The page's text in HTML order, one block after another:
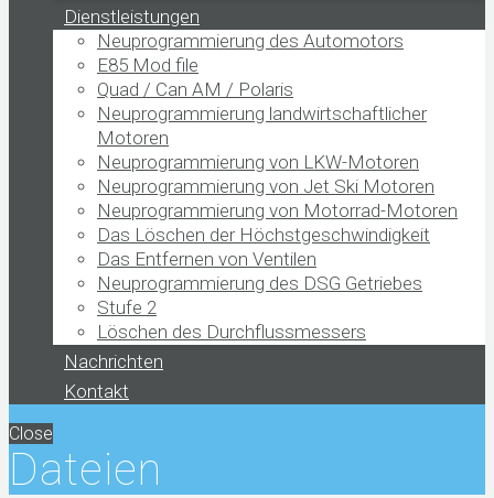
Dienstleistungen
Neuprogrammierung des Automotors
E85 Mod file
Quad / Can AM / Polaris
Neuprogrammierung landwirtschaftlicher
Motoren
Neuprogrammierung von LKW-Motoren
Neuprogrammierung von Jet Ski Motoren
Neuprogrammierung von Motorrad-Motoren
Das Löschen der Höchstgeschwindigkeit
Das Entfernen von Ventilen
Neuprogrammierung des DSG Getriebes
Stufe 2
Löschen des Durchflussmessers
Nachrichten
Kontakt
Close
Dateien